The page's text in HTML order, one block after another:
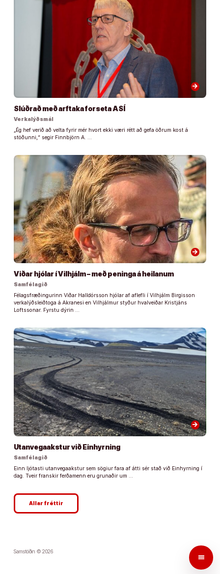
menu
arrow_forward
Slúðrað með arftaka forseta ASÍ
Verkalýðsmál
„Ég hef verið að velta fyrir mér hvort ekki væri rétt að gefa öðrum kost á
stöðunni,“ segir Finnbjörn A. …
arrow_forward
Viðar hjólar í Vilhjálm – með peninga á heilanum
Samfélagið
Félagsfræðingurinn Viðar Halldórsson hjólar af aflefli í Vilhjálm Birgisson
verkalýðsleiðtoga á Akranesi en Vilhjálmur styður hvalveiðar Kristjáns
Loftssonar. Fyrstu dýrin …
arrow_forward
Utanvegaakstur við Einhyrning
Samfélagið
Einn ljótasti utanvegaakstur sem sögiur fara af átti sér stað við Einhyrning í
dag. Tveir franskir ferðamenn eru grunaðir um …
Allar fréttir
Samstöðin © 2026